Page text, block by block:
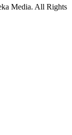
Media. All Rights